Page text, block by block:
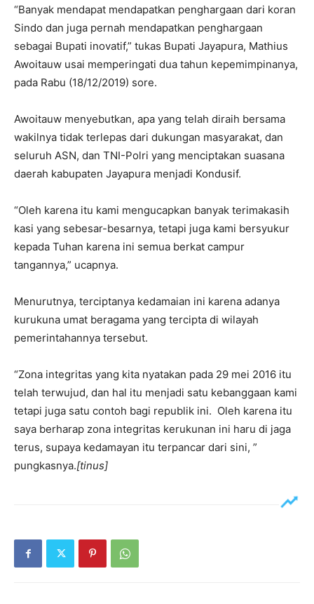
“Banyak mendapat mendapatkan penghargaan dari koran
Sindo dan juga pernah mendapatkan penghargaan
sebagai Bupati inovatif,” tukas Bupati Jayapura, Mathius
Awoitauw usai memperingati dua tahun kepemimpinanya,
pada Rabu (18/12/2019) sore.
Awoitauw menyebutkan, apa yang telah diraih bersama
wakilnya tidak terlepas dari dukungan masyarakat, dan
seluruh ASN, dan TNI-Polri yang menciptakan suasana
daerah kabupaten Jayapura menjadi Kondusif.
“Oleh karena itu kami mengucapkan banyak terimakasih
kasi yang sebesar-besarnya, tetapi juga kami bersyukur
kepada Tuhan karena ini semua berkat campur
tangannya,” ucapnya.
Menurutnya, terciptanya kedamaian ini karena adanya
kurukuna umat beragama yang tercipta di wilayah
pemerintahannya tersebut.
“Zona integritas yang kita nyatakan pada 29 mei 2016 itu
telah terwujud, dan hal itu menjadi satu kebanggaan kami
tetapi juga satu contoh bagi republik ini. Oleh karena itu
saya berharap zona integritas kerukunan ini haru di jaga
terus, supaya kedamayan itu terpancar dari sini, ”
pungkasnya.[tinus]